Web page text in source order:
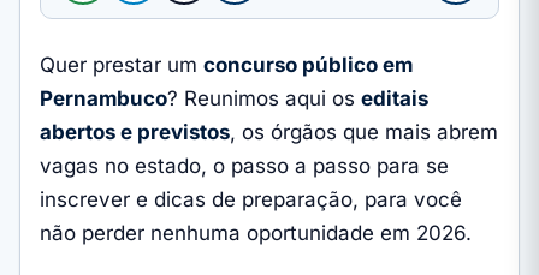
Quer prestar um concurso público em
Pernambuco? Reunimos aqui os editais
abertos e previstos, os órgãos que mais abrem
vagas no estado, o passo a passo para se
inscrever e dicas de preparação, para você
não perder nenhuma oportunidade em 2026.